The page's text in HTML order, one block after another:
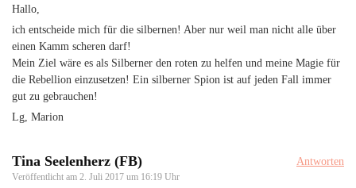
Hallo,
ich entscheide mich für die silbernen! Aber nur weil man nicht alle über
einen Kamm scheren darf!
Mein Ziel wäre es als Silberner den roten zu helfen und meine Magie für
die Rebellion einzusetzen! Ein silberner Spion ist auf jeden Fall immer
gut zu gebrauchen!
Lg, Marion
Tina Seelenherz (FB)
Veröffentlicht am 2. Juli 2017 um 16:19 Uhr
Antworten